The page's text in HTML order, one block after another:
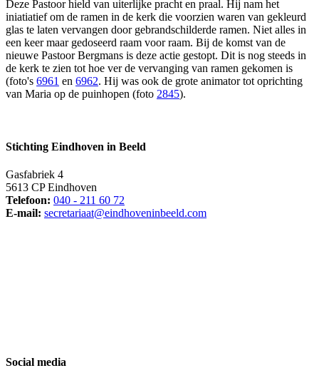
Deze Pastoor hield van uiterlijke pracht en praal. Hij nam het
iniatiatief om de ramen in de kerk die voorzien waren van gekleurd
glas te laten vervangen door gebrandschilderde ramen. Niet alles in
een keer maar gedoseerd raam voor raam. Bij de komst van de
nieuwe Pastoor Bergmans is deze actie gestopt. Dit is nog steeds in
de kerk te zien tot hoe ver de vervanging van ramen gekomen is
(foto's 6961 en 6962. Hij was ook de grote animator tot oprichting
van Maria op de puinhopen (foto 2845).
Stichting Eindhoven in Beeld
Gasfabriek 4
5613 CP Eindhoven
Telefoon: 040 - 211 60 72
E-mail: secretariaat@eindhoveninbeeld.com
Social media